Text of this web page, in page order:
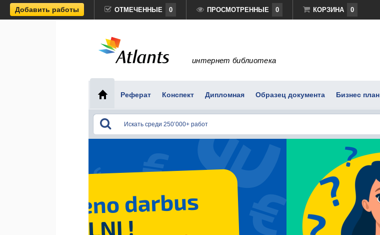
Добавить работы ОТМЕЧЕННЫЕ 0 ПРОСМОТРЕННЫЕ 0 КОРЗИНА 0
интернет библиотека
Реферат Конспект Дипломная Образец документа Бизнес план